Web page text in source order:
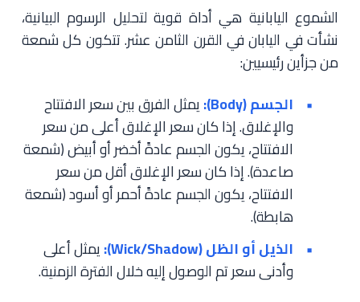
الشموع اليابانية هي أداة قوية لتحليل الرسوم البيانية،
نشأت في اليابان في القرن الثامن عشر. تتكون كل شمعة
من جزأين رئيسيين:
الجسم (Body):
يمثل الفرق بين سعر الافتتاح
والإغلاق. إذا كان سعر الإغلاق أعلى من سعر
الافتتاح، يكون الجسم عادةً أخضر أو أبيض (شمعة
صاعدة). إذا كان سعر الإغلاق أقل من سعر
الافتتاح، يكون الجسم عادةً أحمر أو أسود (شمعة
هابطة).
الذيل أو الظل (Wick/Shadow):
يمثل أعلى
وأدنى سعر تم الوصول إليه خلال الفترة الزمنية.